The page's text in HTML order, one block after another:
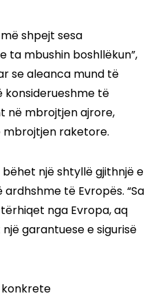
shpejt sesa
ta mbushin boshllëkun”,
se aleanca mund të
të
në mbrojtjen ajrore,
mbrojtjen raketore.
bëhet një shtyllë gjithnjë e
të Evropës. “Sa
nga Evropa, aq
garantuese e sigurisë